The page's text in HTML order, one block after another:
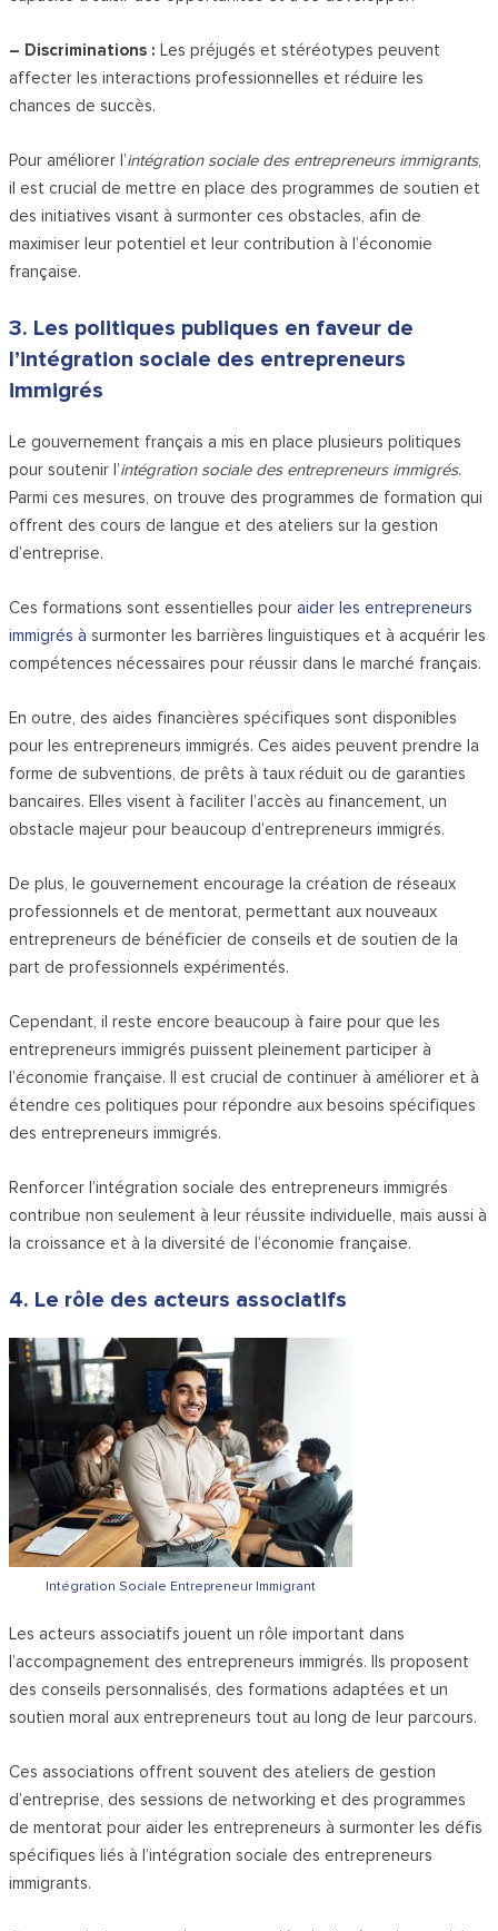
– Discriminations : Les préjugés et stéréotypes peuvent
affecter les interactions professionnelles et réduire les
chances de succès.
Pour améliorer l’intégration sociale des entrepreneurs immigrants,
il est crucial de mettre en place des programmes de soutien et
des initiatives visant à surmonter ces obstacles, afin de
maximiser leur potentiel et leur contribution à l’économie
française.
3. Les politiques publiques en faveur de
l’intégration sociale des entrepreneurs
immigrés
Le gouvernement français a mis en place plusieurs politiques
pour soutenir l’intégration sociale des entrepreneurs immigrés.
Parmi ces mesures, on trouve des programmes de formation qui
offrent des cours de langue et des ateliers sur la gestion
d’entreprise.
Ces formations sont essentielles pouraider les entrepreneurs
immigrés à surmonter les barrières linguistiques et à acquérir les
compétences nécessaires pour réussir dans le marché français.
En outre, des aides financières spécifiques sont disponibles
pour les entrepreneurs immigrés. Ces aides peuvent prendre la
forme de subventions, de prêts à taux réduit ou de garanties
bancaires. Elles visent à faciliter l’accès au financement, un
obstacle majeur pour beaucoup d’entrepreneurs immigrés.
De plus, le gouvernement encourage la création de réseaux
professionnels et de mentorat, permettant aux nouveaux
entrepreneurs de bénéficier de conseils et de soutien de la
part de professionnels expérimentés.
Cependant, il reste encore beaucoup à faire pour que les
entrepreneurs immigrés puissent pleinement participer à
l’économie française. Il est crucial de continuer à améliorer et à
étendre ces politiques pour répondre aux besoins spécifiques
des entrepreneurs immigrés.
Renforcer l’intégration sociale des entrepreneurs immigrés
contribue non seulement à leur réussite individuelle, mais aussi à
la croissance et à la diversité de l’économie française.
4. Le rôle des acteurs associatifs
Intégration Sociale Entrepreneur Immigrant
Les acteurs associatifs jouent un rôle important dans
l’accompagnement des entrepreneurs immigrés. Ils proposent
des conseils personnalisés, des formations adaptées et un
soutien moral aux entrepreneurs tout au long de leur parcours.
Ces associations offrent souvent des ateliers de gestion
d’entreprise, des sessions de networking et des programmes
de mentorat pour aider les entrepreneurs à surmonter les défis
spécifiques liés à l’intégration sociale des entrepreneurs
immigrants.